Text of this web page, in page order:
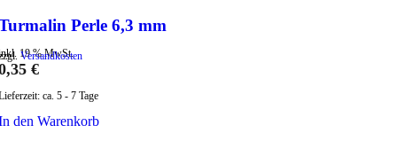
Perle 6,3 mm
19 % MwSt.
Versandkosten
€
ca. 5 - 7 Tage
den Warenkorb